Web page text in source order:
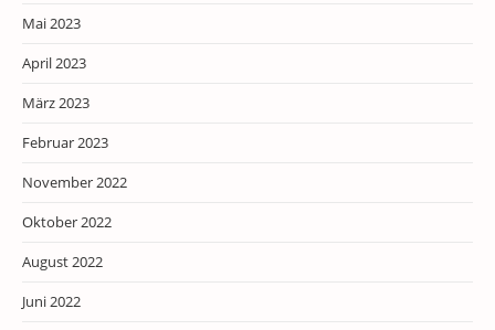
Mai 2023
April 2023
März 2023
Februar 2023
November 2022
Oktober 2022
August 2022
Juni 2022